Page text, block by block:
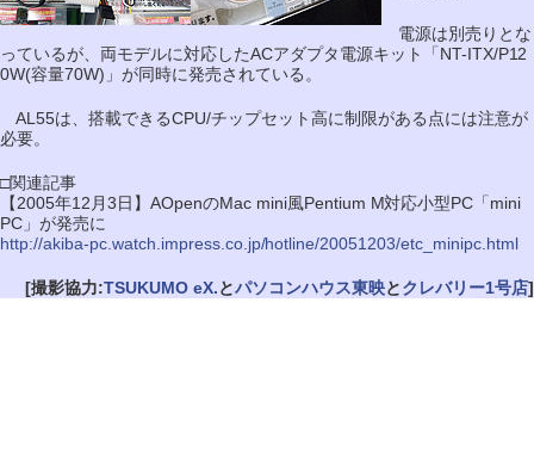
電源は別売りとな
っているが、両モデルに対応したACアダプタ電源キット「NT-ITX/P12
0W(容量70W)」が同時に発売されている。
AL55は、搭載できるCPU/チップセット高に制限がある点には注意が
必要。
□関連記事
【2005年12月3日】AOpenのMac mini風Pentium M対応小型PC「mini
PC」が発売に
http://akiba-pc.watch.impress.co.jp/hotline/20051203/etc_minipc.html
[撮影協力:TSUKUMO eX.とパソコンハウス東映とクレバリー1号店]